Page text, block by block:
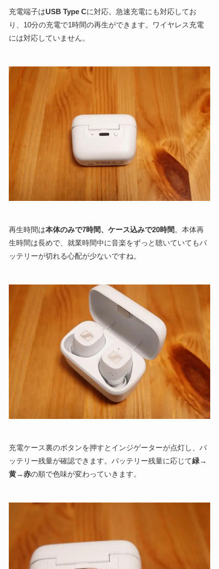
充電端子はUSB Type Cに対応。急速充電にも対応してお
り、10分の充電で1時間の再生ができます。ワイヤレス充電
には対応していません。
再生時間は本体のみで7時間、ケース込みで20時間 。本体再
生時間は長めで、就業時間中に音楽をずっと聴いていてもバ
ッテリーが切れる心配が少ないですね。
充電ケース裏のボタンを押すとインジゲーターが点灯し、バ
ッテリー残量が確認できます。バッテリー残量に応じて緑→
黄→赤の順で色味が変わっていきます。